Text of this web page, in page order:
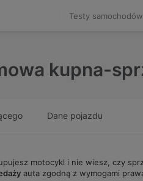
Testy samochodów
kupna-
Dane pojazdu
motocykl i nie wiesz, czy
auta zgodną z wymogami